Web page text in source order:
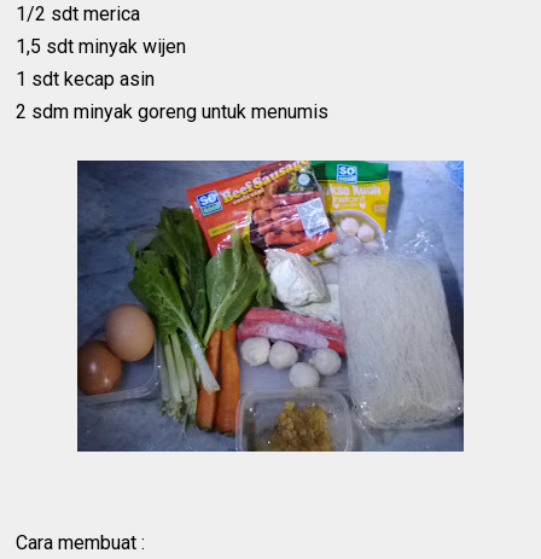
1/2 sdt merica
1,5 sdt minyak wijen
1 sdt kecap asin
2 sdm minyak goreng untuk menumis
Cara membuat :